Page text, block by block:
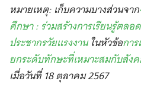
หมายเหตุ: เก็บความบางส่วนจาก
ศึกษา : ร่วมสร้างการเรียนรู้ตลอ
ประชากรวัยแรงงานในหัวข้อกา
ยกระดับทักษะที่เหมาะสมกับสัง
เมื่อวันที่ 18 ตุลาคม 2567